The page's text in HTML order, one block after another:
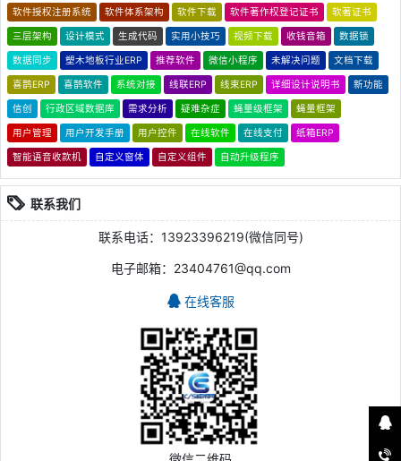
软件授权注册系统 软件体系架构 软件下载 软件著作权登记证书 软著证书
三层架构 设计模式 生成代码 实用小技巧 视频下载 收钱音箱 数据锁
数据同步 塑木地板行业ERP 推荐软件 微信小程序 未解决问题 文档下载
喜鹊ERP 喜鹊软件 系统对接 线联ERP 线束ERP 详细设计说明书 新功能
信创 行政区域数据库 需求分析 疑难杂症 蝇量级框架 蝇量框架
用户管理 用户开发手册 用户控件 在线软件 在线支付 纸箱ERP
智能语音收款机 自定义窗体 自定义组件 自动升级程序
联系我们
联系电话：13923396219(微信同号)
电子邮箱：23404761@qq.com
在线客服